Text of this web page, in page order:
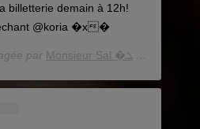
billetterie demain à 12h!
@koria �x�
par Monsieur Sal �ܠ️